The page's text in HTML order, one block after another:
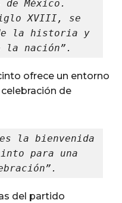
de México.
XVIII, se
la historia y
la nación”.
ofrece un entorno
de
la bienvenida
para una
del partido